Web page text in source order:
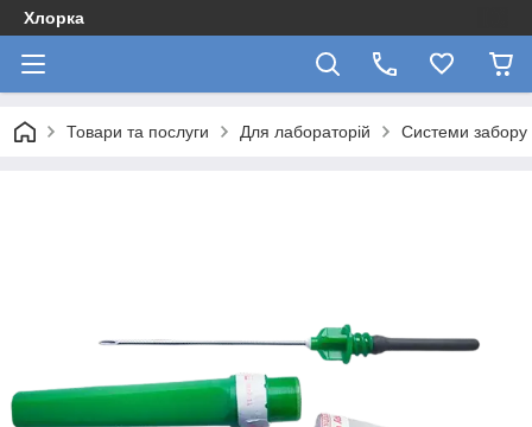
Хлорка
Товари та послуги Для лабораторій Системи забору